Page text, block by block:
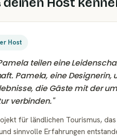
Host
teilen eine
Pamela, eine Designerin,
die Gäste mit der
verbinden."
für ländlichen Tourismus,
sinnvolle Erfahrungen